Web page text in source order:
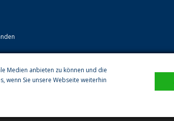
Medien anbieten zu können und die
wenn Sie unsere Webseite weiterhin